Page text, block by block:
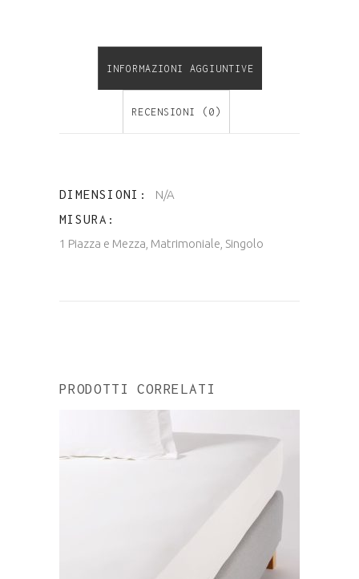
INFORMAZIONI AGGIUNTIVE
RECENSIONI (0)
DIMENSIONI N/A
MISURA
1 Piazza e Mezza, Matrimoniale, Singolo
PRODOTTI CORRELATI